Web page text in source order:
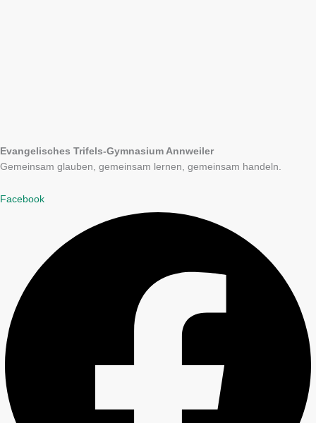
Evangelisches Trifels-Gymnasium Annweiler
Gemeinsam glauben, gemeinsam lernen, gemeinsam handeln.
Facebook